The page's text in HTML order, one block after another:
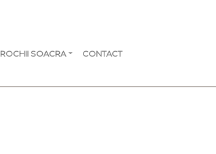
ROCHII SOACRA CONTACT